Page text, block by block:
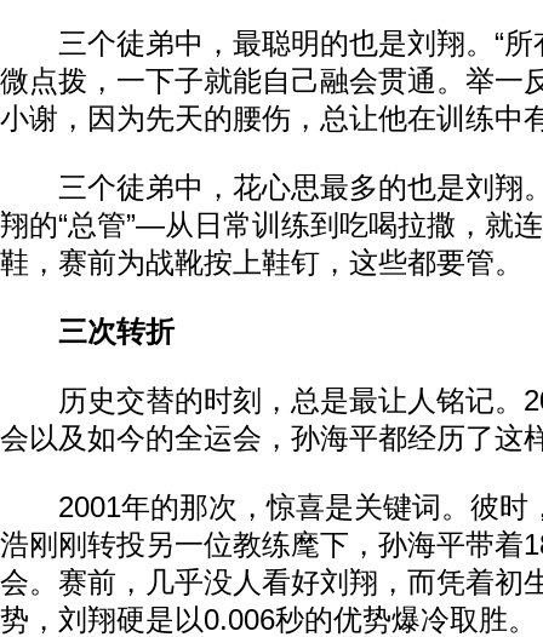
三个徒弟中，最聪明的也是刘翔。“所
微点拨，一下子就能自己融会贯通。举一
小谢，因为先天的腰伤，总让他在训练中
三个徒弟中，花心思最多的也是刘翔
翔的“总管”—从日常训练到吃喝拉撒，就
鞋，赛前为战靴按上鞋钉，这些都要管。
三次转折
历史交替的时刻，总是最让人铭记。
会以及如今的全运会，孙海平都经历了这
2001年的那次，惊喜是关键词。彼时
浩刚刚转投另一位教练麾下，孙海平带着
会。赛前，几乎没人看好刘翔，而凭着初
势，刘翔硬是以0.006秒的优势爆冷取胜。